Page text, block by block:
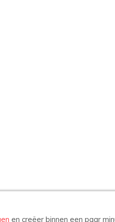
en creëer binnen een paar